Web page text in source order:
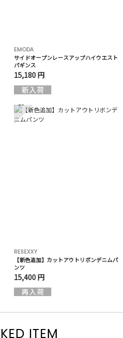
EMODA
サイドオープンレースアップハイウエスト
パギンス
15,180 円
10
RESEXXY
【新色追加】カットアウトリボンデニムパ
ンツ
15,400 円
ITEM